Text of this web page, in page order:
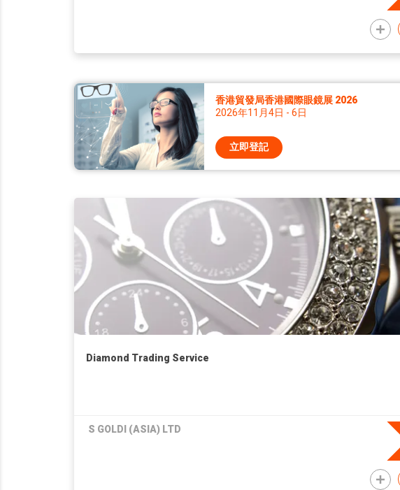
香港貿發局香港國際眼鏡展 2026
2026年11月4日 - 6日
立即登記
Diamond Trading Service
S GOLDI (ASIA) LTD